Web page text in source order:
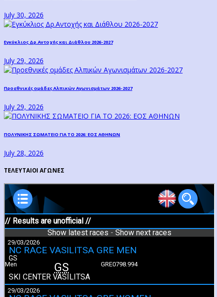
July 30, 2026
Εγκύκλιος Δρ.Αντοχής και Διάθλου 2026-2027
July 29, 2026
Προεθνικές ομάδες Αλπικών Αγωνισμάτων 2026-2027
July 29, 2026
ΠΟΛΥΝΙΚΗΣ ΣΩΜΑΤΕΙΟ ΓΙΑ ΤΟ 2026: ΕΟΣ ΑΘΗΝΩΝ
July 28, 2026
ΤΕΛΕΥΤΑΙΟΙ ΑΓΩΝΕΣ